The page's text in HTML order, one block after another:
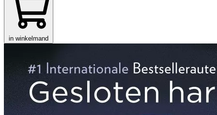
in winkelmand